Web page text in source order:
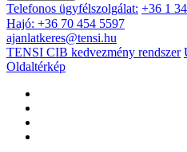
Telefonos ügyfélszolgálat: +36 1
Hajó: +36 70 454 5597
ajanlatkeres@tensi.hu
TENSI CIB kedvezmény rendszer
Oldaltérkép